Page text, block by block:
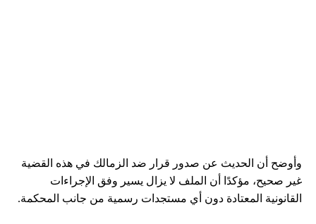
وأوضح أن الحديث عن صدور قرار ضد الزمالك في هذه القضية
غير صحيح، مؤكدًا أن الملف لا يزال يسير وفق الإجراءات
القانونية المعتادة دون أي مستجدات رسمية من جانب المحكمة.